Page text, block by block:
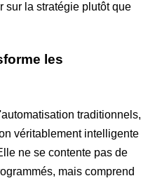
sur la stratégie plutôt que
les
traditionnels,
véritablement intelligente
ne se contente pas de
mais comprend